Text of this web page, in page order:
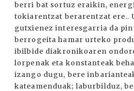
berri bat sortuz eraikin,
tokiarentzat berarentzat ere..
gutxienez interesgarria da
berrogeita hamar urteko
ibilbide diakronikoaren
lorpenak eta konstanteak
izango dugu, bere
kateamenduak; laburbilduz,